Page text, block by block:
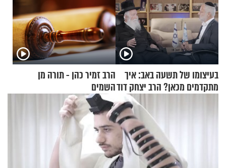
בעיצומו של תשעה באב: איך
מתקדמים מכאן? הרב יצחק דוד
הרב זמיר כהן - תורה מן
השמים